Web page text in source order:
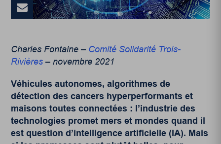
Charles Fontaine – Comité Solidarité Trois-
Rivières – novembre 2021
Véhicules autonomes, algorithmes de
détection des cancers hyperperformants et
maisons toutes connectées : l’industrie des
technologies promet mers et mondes quand il
est question d’intelligence artificielle (IA). Mais